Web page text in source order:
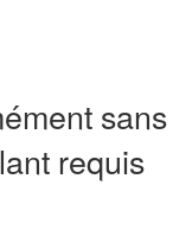
requis